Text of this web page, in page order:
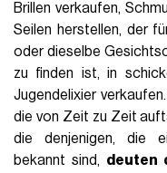
Brillen verkaufen,
Seilen herstellen, der
oder dieselbe
zu finden ist, in
Jugendelixier
die von Zeit zu Zeit
die denjenigen, die
bekannt sind, deuten